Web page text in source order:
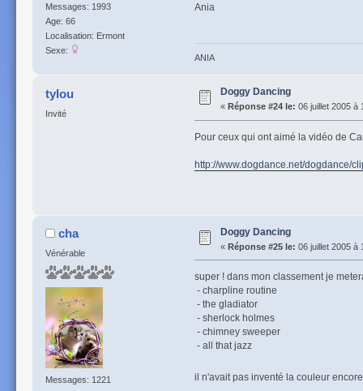
Messages: 1993
Age: 66
Localisation: Ermont
Sexe:
Ania
ANIA
tylou
Invité
Doggy Dancing
« Réponse #24 le: 06 juillet 2005 à
Pour ceux qui ont aimé la vidéo de
http://www.dogdance.net/dogdance/
cha
Vénérable
Messages: 1221
Doggy Dancing
« Réponse #25 le: 06 juillet 2005 à
super ! dans mon classement je
- charpline routine
- the gladiator
- sherlock holmes
- chimney sweeper
- all that jazz
il n'avait pas inventé la couleur